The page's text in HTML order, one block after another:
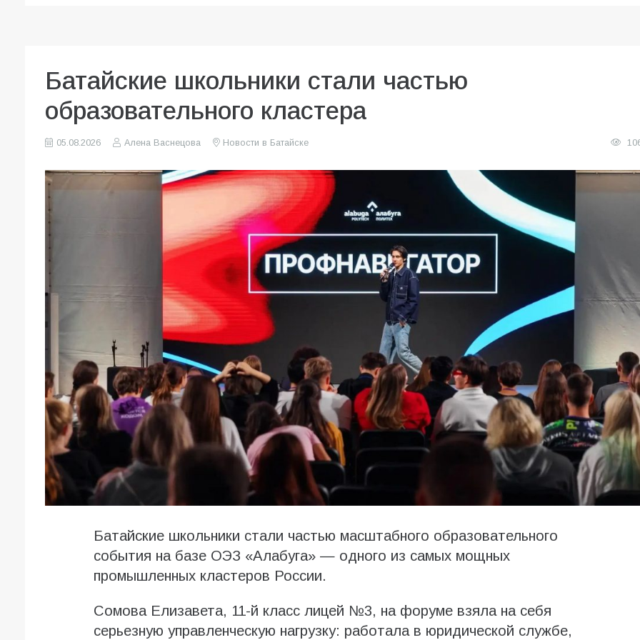
Батайские школьники стали частью
образовательного кластера
05.08.2026 Алена Васнецова Новости в Батайске
Батайские школьники стали частью масштабного образовательного
события на базе ОЭЗ «Алабуга» — одного из самых мощных
промышленных кластеров России.
Сомова Елизавета, 11-й класс лицей №3, на форуме взяла на себя
серьезную управленческую нагрузку: работала в юридической службе,